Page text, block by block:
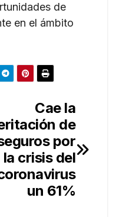
de
en el ámbito
Cae la
de
por
la crisis del
un 61%